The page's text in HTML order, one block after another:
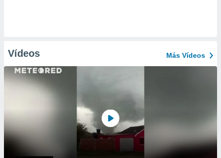
Vídeos Más Vídeos